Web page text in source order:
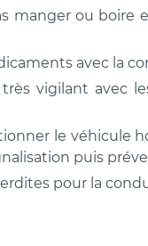
manger ou boire
avec la
vigilant avec
le véhicule
puis
pour la